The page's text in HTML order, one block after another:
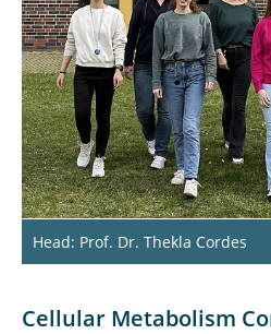
Head: Prof. Dr. Thekla Cordes
Cellular Metabolism